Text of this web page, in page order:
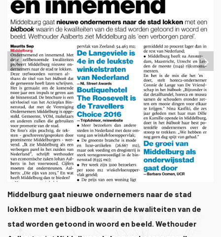
1/1
Middelburg gaat nieuwe ondernemers naar de stad
lokken met een bidbook waarin de kwaliteiten van de
stad worden getoond in woord en beeld. Wethouder